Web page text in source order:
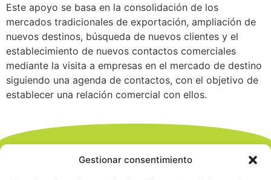
Gestionar consentimiento
Este apoyo se basa en la consolidación de los
mercados tradicionales de exportación, ampliación de
nuevos destinos, búsqueda de nuevos clientes y el
establecimiento de nuevos contactos comerciales
mediante la visita a empresas en el mercado de destino
siguiendo una agenda de contactos, con el objetivo de
establecer una relación comercial con ellos.